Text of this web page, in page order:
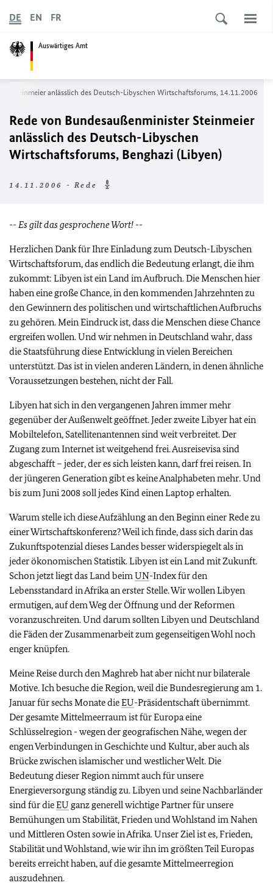
Auswärtiges Amt
DE EN FR
Steinmeier anlässlich des Deutsch-Libyschen Wirtschaftsforums, 14.11.2006
Rede von Bundesaußenminister Steinmeier
anlässlich des Deutsch-Libyschen
Wirtschaftsforums, Benghazi (Libyen)
14.11.2006 - Rede
-- Es gilt das gesprochene Wort! --
Herzlichen Dank für Ihre Einladung zum Deutsch-Libyschen
Wirtschaftsforum, das endlich die Bedeutung erlangt, die ihm
zukommt: Libyen ist ein Land im Aufbruch. Die Menschen hier
haben eine große Chance, in den kommenden Jahrzehnten zu
den Gewinnern des politischen und wirtschaftlichen Aufbruchs
zu gehören. Mein Eindruck ist, dass die Menschen diese Chance
ergreifen wollen. Und wir nehmen in Deutschland wahr, dass
die Staatsführung diese Entwicklung in vielen Bereichen
unterstützt. Das ist in vielen anderen Ländern, in denen ähnliche
Voraussetzungen bestehen, nicht der Fall.
Libyen hat sich in den vergangenen Jahren immer mehr
gegenüber der Außenwelt geöffnet. Jeder zweite Libyer hat ein
Mobiltelefon, Satellitenantennen sind weit verbreitet. Der
Zugang zum Internet ist weitgehend frei. Ausreisevisa sind
abgeschafft – jeder, der es sich leisten kann, darf frei reisen. In
der jüngeren Generation gibt es keine Analphabeten mehr. Und
bis zum Juni 2008 soll jedes Kind einen Laptop erhalten.
Warum stelle ich diese Aufzählung an den Beginn einer Rede zu
einer Wirtschaftskonferenz? Weil ich finde, dass sich darin das
Zukunftspotenzial dieses Landes besser widerspiegelt als in
jeder ökonomischen Statistik. Libyen ist ein Land mit Zukunft.
Schon jetzt liegt das Land beimUN-Index für den
Lebensstandard in Afrika an erster Stelle. Wir wollen Libyen
ermutigen, auf dem Weg der Öffnung und der Reformen
voranzuschreiten. Und darum sollten Libyen und Deutschland
die Fäden der Zusammenarbeit zum gegenseitigen Wohl noch
enger knüpfen.
Meine Reise durch den Maghreb hat aber nicht nur bilaterale
Motive. Ich besuche die Region, weil die Bundesregierung am 1.
Januar für sechs Monate dieEU-Präsidentschaft übernimmt.
Der gesamte Mittelmeerraum ist für Europa eine
Schlüsselregion - wegen der geografischen Nähe, wegen der
engen Verbindungen in Geschichte und Kultur, aber auch als
Brücke zwischen islamischer und westlicher Welt. Die
Bedeutung dieser Region nimmt auch für unsere
Energieversorgung ständig zu. Libyen und seine Nachbarländer
sind für dieEU ganz generell wichtige Partner für unsere
Bemühungen um Stabilität, Frieden und Wohlstand im Nahen
und Mittleren Osten sowie in Afrika. Unser Ziel ist es, Frieden,
Stabilität und Wohlstand, wie wir ihn im größten Teil Europas
bereits erreicht haben, auf die gesamte Mittelmeerregion
auszudehnen.